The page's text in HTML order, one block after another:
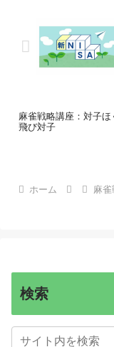
麻雀戦略講座：対子ほ
飛び対子
ホーム 麻雀
検索